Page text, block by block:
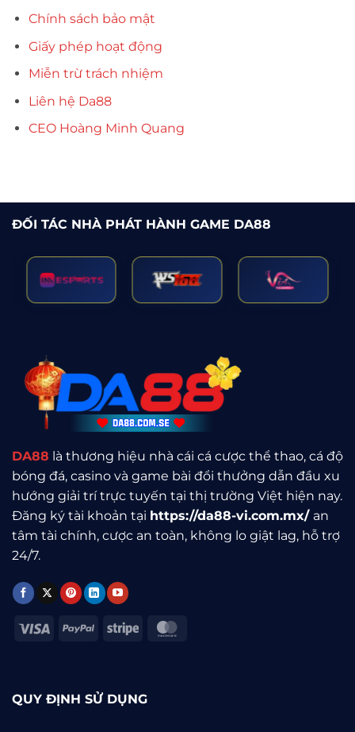
Chính sách bảo mật
Giấy phép hoạt động
Miễn trừ trách nhiệm
Liên hệ Da88
CEO Hoàng Minh Quang
ĐỐI TÁC NHÀ PHÁT HÀNH GAME DA88
DA88 là thương hiệu nhà cái cá cược thể thao, cá độ
bóng đá, casino và game bài đổi thưởng dẫn đầu xu
hướng giải trí trực tuyến tại thị trường Việt hiện nay.
Đăng ký tài khoản tại https://da88-vi.com.mx/ an
tâm tài chính, cược an toàn, không lo giật lag, hỗ trợ
24/7.
Visa PayPalStripe
QUY ĐỊNH SỬ DỤNG